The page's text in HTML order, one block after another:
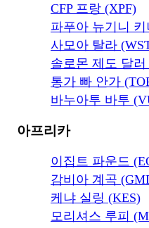
CFP 프랑 (XPF)
파푸아 뉴기니 키
사모아 탈라
솔로몬 제도 달러
통가 빠 안가
바누아투 바투
아프리카
이집트 파운드
감비아 계곡
케냐 실링 (KES)
모리셔스 루피